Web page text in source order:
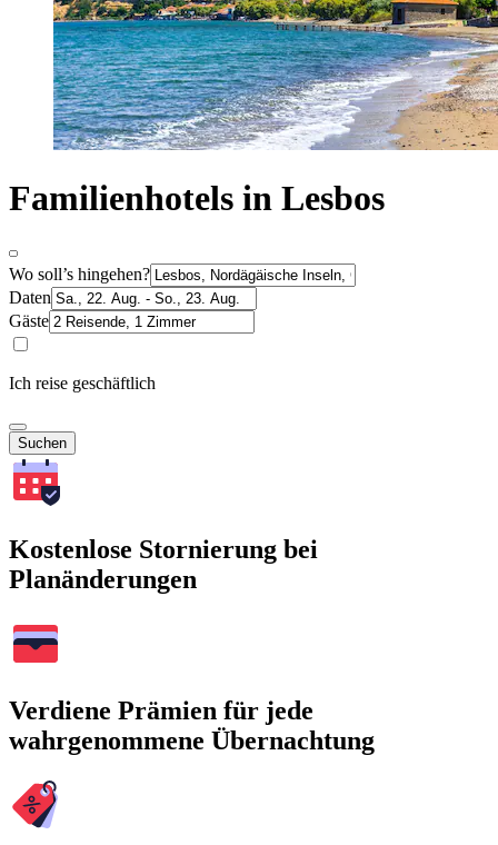
Familienhotels in Lesbos
Wo soll’s hingehen?
Daten
Gäste
Ich reise geschäftlich
Suchen
Kostenlose Stornierung bei
Planänderungen
Verdiene Prämien für jede
wahrgenommene Übernachtung